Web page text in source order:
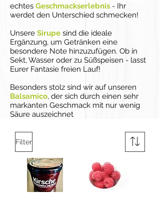
echtes Geschmackserlebnis - Ihr
werdet den Unterschied schmecken!
Unsere Sirupe sind die ideale
Ergänzung, um Getränken eine
besondere Note hinzuzufügen. Ob in
Sekt, Wasser oder zu Süßspeisen - lasst
Eurer Fantasie freien Lauf!
Besonders stolz sind wir auf unseren
Balsamico, der sich durch einen sehr
markanten Geschmack mit nur wenig
Säure auszeichnet
Filter